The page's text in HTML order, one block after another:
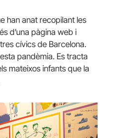
han anat recopilant les
d’una pàgina web i
cívics de Barcelona.
pandèmia. Es tracta
mateixos infants que la